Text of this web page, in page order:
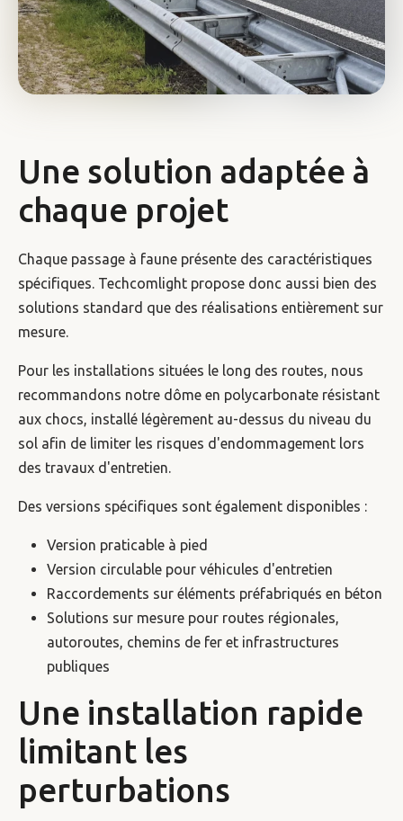
Une solution adaptée à
chaque projet
Chaque passage à faune présente des caractéristiques
spécifiques. Techcomlight propose donc aussi bien des
solutions standard que des réalisations entièrement sur
mesure.
Pour les installations situées le long des routes, nous
recommandons notre dôme en polycarbonate résistant
aux chocs, installé légèrement au-dessus du niveau du
sol afin de limiter les risques d'endommagement lors
des travaux d'entretien.
Des versions spécifiques sont également disponibles :
Version praticable à pied
Version circulable pour véhicules d'entretien
Raccordements sur éléments préfabriqués en béton
Solutions sur mesure pour routes régionales,
autoroutes, chemins de fer et infrastructures
publiques
Une installation rapide
limitant les
perturbations